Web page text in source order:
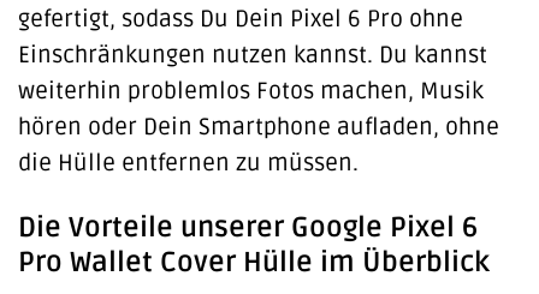
gefertigt, sodass Du Dein Pixel 6 Pro ohne
Einschränkungen nutzen kannst. Du kannst
weiterhin problemlos Fotos machen, Musik
hören oder Dein Smartphone aufladen, ohne
die Hülle entfernen zu müssen.
Die Vorteile unserer Google Pixel 6
Pro Wallet Cover Hülle im Überblick